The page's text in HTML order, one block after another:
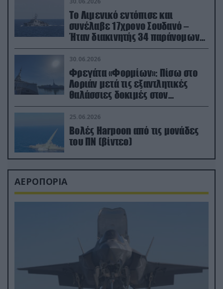
Το Λιμενικό εντόπισε και
συνέλαβε 17χρονο Σουδανό –
Ήταν διακινητής 34 παράνομων
μεταναστών
30.06.2026
Φρεγάτα «Φορμίων»: Πίσω στο
Λοριάν μετά τις εξαντλητικές
θαλάσσιες δοκιμές στον
απαιτητικό Βισκαϊκό
25.06.2026
Βολές Harpoon από τις μονάδες
του ΠΝ (βίντεο)
ΑΕΡΟΠΟΡΙΑ